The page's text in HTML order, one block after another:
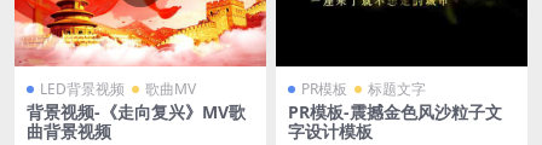
LED背景视频 歌曲MV
背景视频-《走向复兴》MV歌
曲背景视频
PR模板 标题文字
PR模板-震撼金色风沙粒子文
字设计模板